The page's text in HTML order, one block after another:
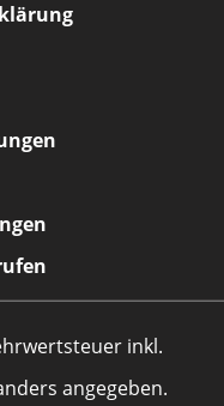
inkl.
angegeben.